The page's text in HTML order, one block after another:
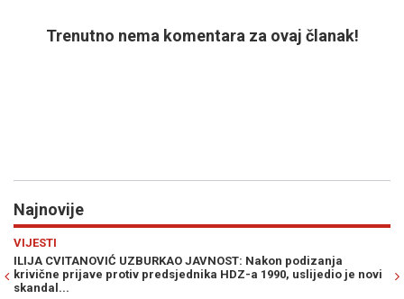
Trenutno nema komentara za ovaj članak!
Najnovije
Nakon podizanja
HDZ-a 1990, uslijedio je novi
NEVJEROVATNI DETALJI NOVE
šefa UN-a, godinama Izraelu